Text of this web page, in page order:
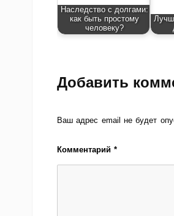
Наследство с долгами:
как быть простому
человеку?
Добавить
Ваш адрес email не будет
Комментарий*